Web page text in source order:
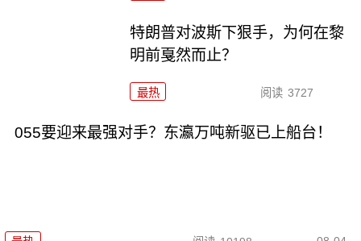
特朗普对波斯下狠手，为何在黎
明前戛然而止？
最热 阅读 3727
055要迎来最强对手？东瀛万吨新驱已上船台！